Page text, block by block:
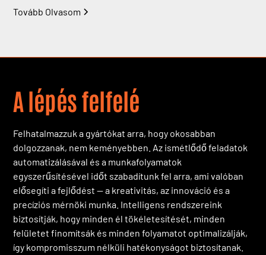
Tovább Olvasom
A lépés felfelé
Felhatalmazzuk a gyártókat arra, hogy okosabban
dolgozzanak, nem keményebben. Az ismétlődő feladatok
automatizálásával és a munkafolyamatok
egyszerűsítésével időt szabadítunk fel arra, ami valóban
elősegíti a fejlődést — a kreativitás, az innováció és a
precíziós mérnöki munka. Intelligens rendszereink
biztosítják, hogy minden él tökéletesítését, minden
felületet finomítsák és minden folyamatot optimalizálják,
így kompromisszum nélküli hatékonyságot biztosítanak.